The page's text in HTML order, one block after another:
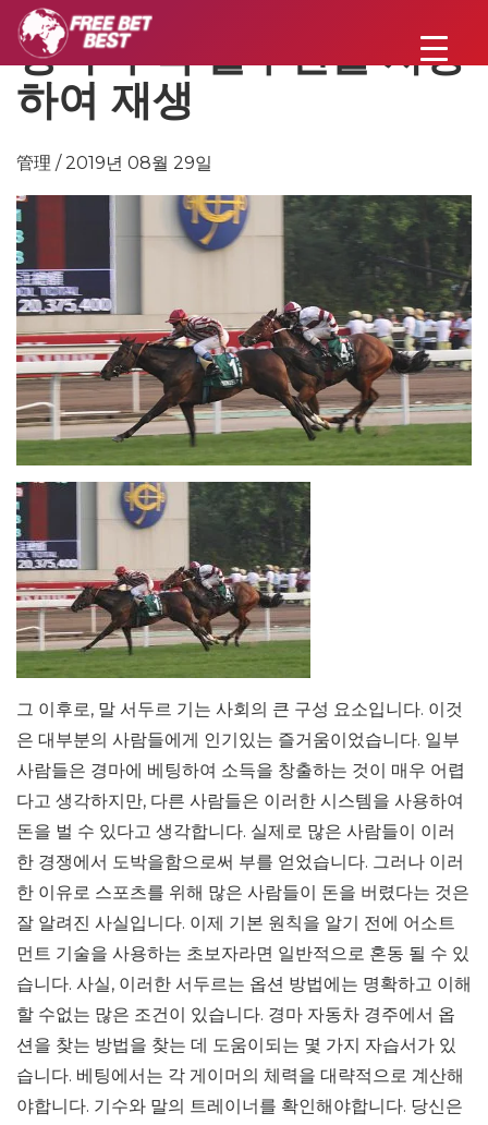
경마 구색 솔루션을 사용
하여 재생
管理 / 2019년 08월 29일
그 이후로, 말 서두르 기는 사회의 큰 구성 요소입니다. 이것
은 대부분의 사람들에게 인기있는 즐거움이었습니다. 일부
사람들은 경마에 베팅하여 소득을 창출하는 것이 매우 어렵
다고 생각하지만, 다른 사람들은 이러한 시스템을 사용하여
돈을 벌 수 있다고 생각합니다. 실제로 많은 사람들이 이러
한 경쟁에서 도박을함으로써 부를 얻었습니다. 그러나 이러
한 이유로 스포츠를 위해 많은 사람들이 돈을 버렸다는 것은
잘 알려진 사실입니다. 이제 기본 원칙을 알기 전에 어소트
먼트 기술을 사용하는 초보자라면 일반적으로 혼동 될 수 있
습니다. 사실, 이러한 서두르는 옵션 방법에는 명확하고 이해
할 수없는 많은 조건이 있습니다. 경마 자동차 경주에서 옵
션을 찾는 방법을 찾는 데 도움이되는 몇 가지 자습서가 있
습니다. 베팅에서는 각 게이머의 체력을 대략적으로 계산해
야합니다. 기수와 말의 트레이너를 확인해야합니다. 당신은